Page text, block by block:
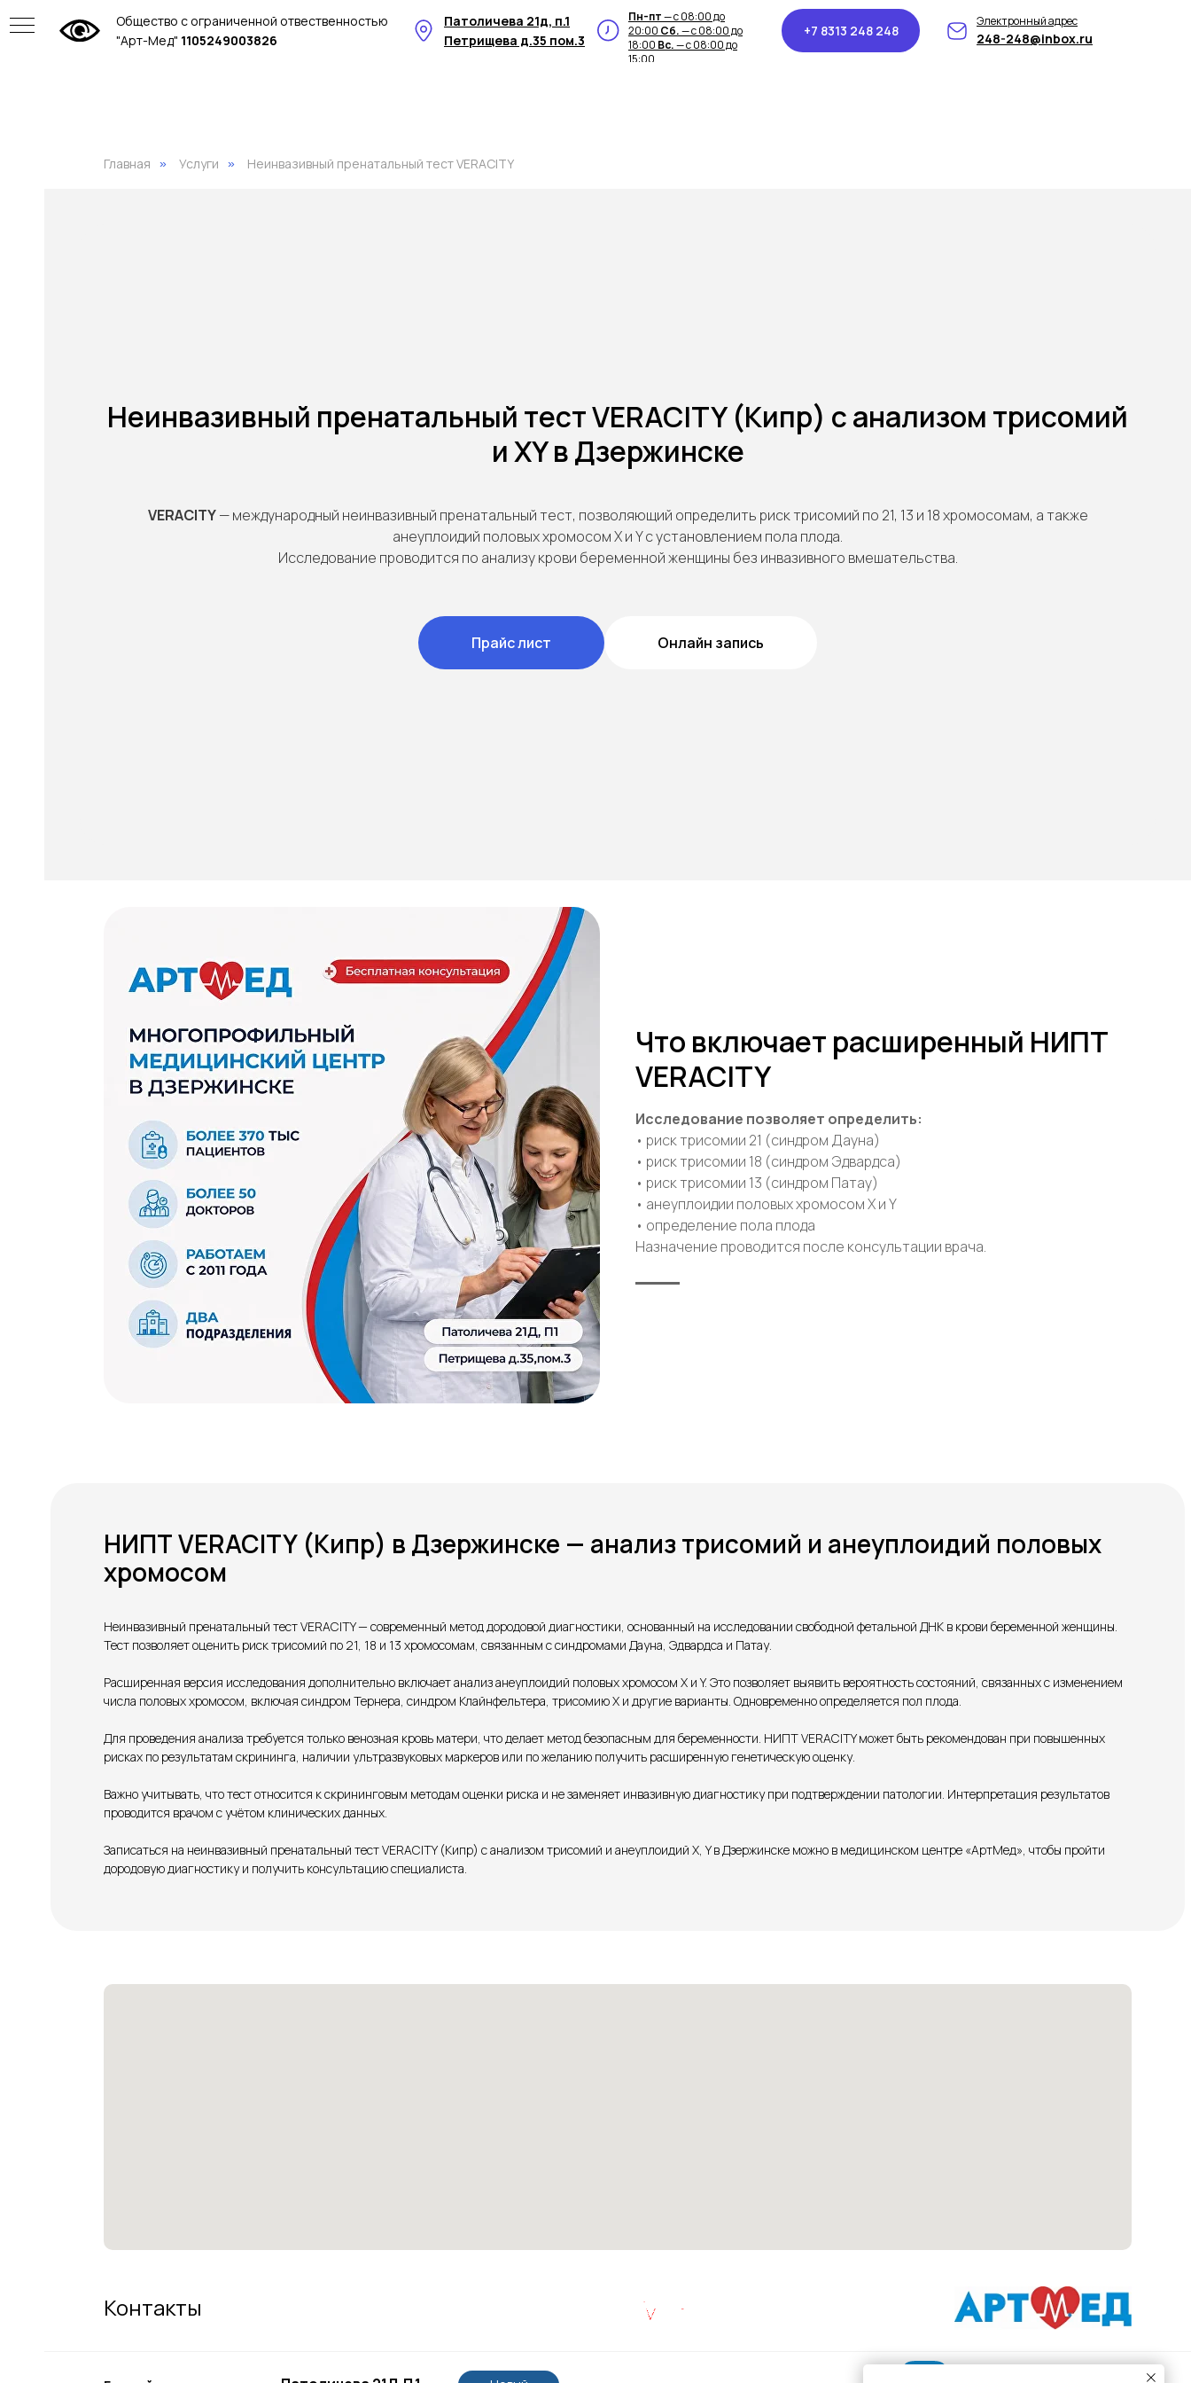
Общество с ограниченной отвественностью
"Арт-Мед" 1105249003826 248-248@inbox.ru
Электронный адрес
+7 8313 248 248
Петрищева д.35 пом.3
Патоличева 21д, п.1 Пн-пт— с 08:00 до
20:00 Сб.— с 08:00 до
18:00 Вс.— с 08:00 до
15:00
Главная » Услуги » Неинвазивный пренатальный тест VERACITY
Неинвазивный пренатальный тест VERACITY (Кипр) с анализом трисомий
и XY в Дзержинске
VERACITY— международный неинвазивный пренатальный тест, позволяющий определить риск трисомий по 21, 13 и 18 хромосомам, а также
анеуплоидий половых хромосом X и Y с установлением пола плода.
Исследование проводится по анализу крови беременной женщины без инвазивного вмешательства.
Прайс лист Онлайн запись
Что включает расширенный НИПТ
VERACITY
Исследование позволяет определить:
• риск трисомии 21 (синдром Дауна)
• риск трисомии 18 (синдром Эдвардса)
• риск трисомии 13 (синдром Патау)
• анеуплоидии половых хромосом X и Y
• определение пола плода
Назначение проводится после консультации врача.
НИПТ VERACITY (Кипр) в Дзержинске — анализ трисомий и анеуплоидий половых
хромосом
Неинвазивный пренатальный тест VERACITY — современный метод дородовой диагностики, основанный на исследовании свободной фетальной ДНК в крови беременной женщины.
Тест позволяет оценить риск трисомий по 21, 18 и 13 хромосомам, связанным с синдромами Дауна, Эдвардса и Патау.
Расширенная версия исследования дополнительно включает анализ анеуплоидий половых хромосом X и Y. Это позволяет выявить вероятность состояний, связанных с изменением
числа половых хромосом, включая синдром Тернера, синдром Клайнфельтера, трисомию X и другие варианты. Одновременно определяется пол плода.
Для проведения анализа требуется только венозная кровь матери, что делает метод безопасным для беременности. НИПТ VERACITY может быть рекомендован при повышенных
рисках по результатам скрининга, наличии ультразвуковых маркеров или по желанию получить расширенную генетическую оценку.
Важно учитывать, что тест относится к скрининговым методам оценки риска и не заменяет инвазивную диагностику при подтверждении патологии. Интерпретация результатов
проводится врачом с учётом клинических данных.
Записаться на неинвазивный пренатальный тест VERACITY (Кипр) с анализом трисомий и анеуплоидий X, Y в Дзержинске можно в медицинском центре «АртМед», чтобы пройти
дородовую диагностику и получить консультацию специалиста.
Контакты